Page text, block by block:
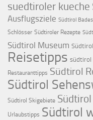
suedtiroler kueche
Ausflugsziele Südtirol
Schlösser Südtiroler Rezepte
Südtirol Museum
Reisetipps südtirol
Restauranttipps Südtirol
Südtirol
Südtirol Skigebiete
Urlaubstipps Südtirol